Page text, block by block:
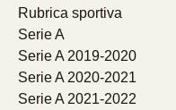
Rubrica sportiva
Serie A
Serie A 2019-2020
Serie A 2020-2021
Serie A 2021-2022